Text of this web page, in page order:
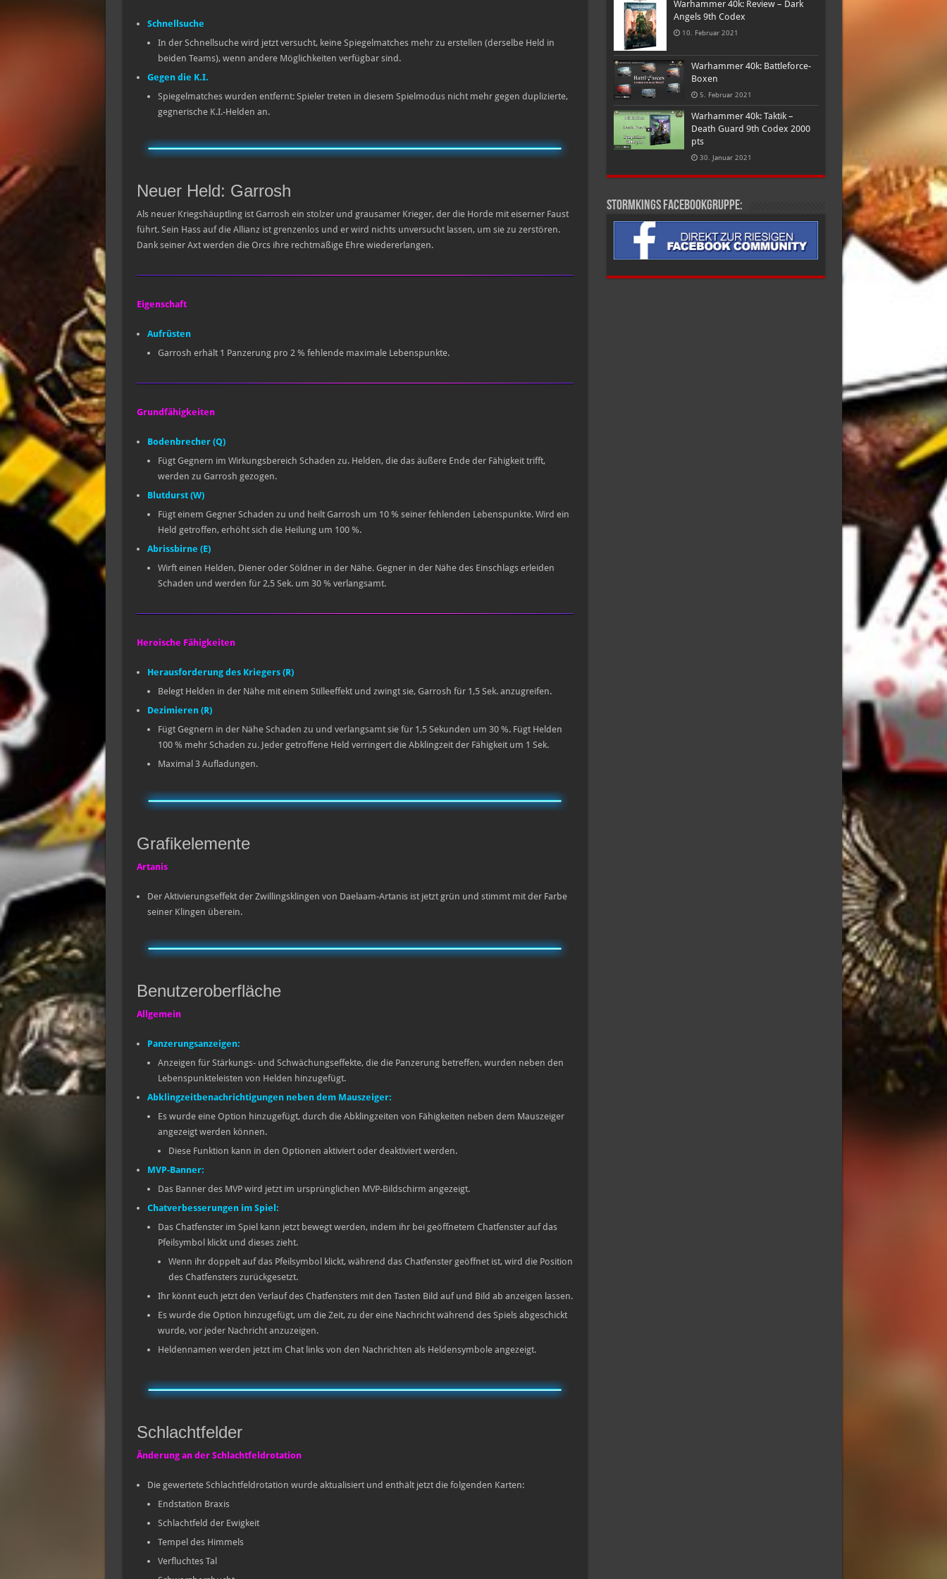
Schnellsuche
In der Schnellsuche wird jetzt versucht, keine Spiegelmatches mehr zu erstellen (derselbe Held in
beiden Teams), wenn andere Möglichkeiten verfügbar sind.
Gegen die K.I.
Spiegelmatches wurden entfernt: Spieler treten in diesem Spielmodus nicht mehr gegen duplizierte,
gegnerische K.I.-Helden an.
Neuer Held: Garrosh
Als neuer Kriegshäuptling ist Garrosh ein stolzer und grausamer Krieger, der die Horde mit eiserner Faust
führt. Sein Hass auf die Allianz ist grenzenlos und er wird nichts unversucht lassen, um sie zu zerstören.
Dank seiner Axt werden die Orcs ihre rechtmäßige Ehre wiedererlangen.
Eigenschaft
Aufrüsten
Garrosh erhält 1 Panzerung pro 2 % fehlende maximale Lebenspunkte.
Grundfähigkeiten
Bodenbrecher (Q)
Fügt Gegnern im Wirkungsbereich Schaden zu. Helden, die das äußere Ende der Fähigkeit trifft,
werden zu Garrosh gezogen.
Blutdurst (W)
Fügt einem Gegner Schaden zu und heilt Garrosh um 10 % seiner fehlenden Lebenspunkte. Wird ein
Held getroffen, erhöht sich die Heilung um 100 %.
Abrissbirne (E)
Wirft einen Helden, Diener oder Söldner in der Nähe. Gegner in der Nähe des Einschlags erleiden
Schaden und werden für 2,5 Sek. um 30 % verlangsamt.
Heroische Fähigkeiten
Herausforderung des Kriegers (R)
Belegt Helden in der Nähe mit einem Stilleeffekt und zwingt sie, Garrosh für 1,5 Sek. anzugreifen.
Dezimieren (R)
Fügt Gegnern in der Nähe Schaden zu und verlangsamt sie für 1,5 Sekunden um 30 %. Fügt Helden
100 % mehr Schaden zu. Jeder getroffene Held verringert die Abklingzeit der Fähigkeit um 1 Sek.
Maximal 3 Aufladungen.
Grafikelemente
Artanis
Der Aktivierungseffekt der Zwillingsklingen von Daelaam-Artanis ist jetzt grün und stimmt mit der Farbe
seiner Klingen überein.
Benutzeroberfläche
Allgemein
Panzerungsanzeigen:
Anzeigen für Stärkungs- und Schwächungseffekte, die die Panzerung betreffen, wurden neben den
Lebenspunkteleisten von Helden hinzugefügt.
Abklingzeitbenachrichtigungen neben dem Mauszeiger:
Es wurde eine Option hinzugefügt, durch die Abklingzeiten von Fähigkeiten neben dem Mauszeiger
angezeigt werden können.
Diese Funktion kann in den Optionen aktiviert oder deaktiviert werden.
MVP-Banner:
Das Banner des MVP wird jetzt im ursprünglichen MVP-Bildschirm angezeigt.
Chatverbesserungen im Spiel:
Das Chatfenster im Spiel kann jetzt bewegt werden, indem ihr bei geöffnetem Chatfenster auf das
Pfeilsymbol klickt und dieses zieht.
Wenn ihr doppelt auf das Pfeilsymbol klickt, während das Chatfenster geöffnet ist, wird die Position
des Chatfensters zurückgesetzt.
Ihr könnt euch jetzt den Verlauf des Chatfensters mit den Tasten Bild auf und Bild ab anzeigen lassen.
Es wurde die Option hinzugefügt, um die Zeit, zu der eine Nachricht während des Spiels abgeschickt
wurde, vor jeder Nachricht anzuzeigen.
Heldennamen werden jetzt im Chat links von den Nachrichten als Heldensymbole angezeigt.
Schlachtfelder
Änderung an der Schlachtfeldrotation
Die gewertete Schlachtfeldrotation wurde aktualisiert und enthält jetzt die folgenden Karten:
Endstation Braxis
Schlachtfeld der Ewigkeit
Tempel des Himmels
Verfluchtes Tal
Warhammer 40k: Review – Dark
Angels 9th Codex
10. Februar 2021
Warhammer 40k: Battleforce-
Boxen
5. Februar 2021
Warhammer 40k: Taktik –
Death Guard 9th Codex 2000
pts
30. Januar 2021
Stormkings Facebookgruppe: